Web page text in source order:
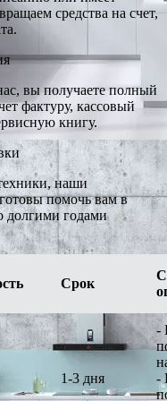
средства на счет,
вы получаете полный
фактуру, кассовый
книгу.
наши
помочь вам в
долгими годами
Срок
1-3 дня
-
-